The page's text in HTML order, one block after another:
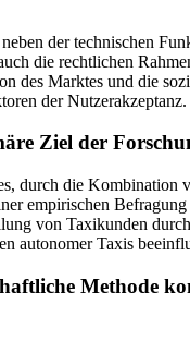
der technischen
die rechtlichen
des Marktes und die
der Nutzerakzeptanz.
Ziel der
durch die Kombination
empirischen
von Taxikunden
autonomer Taxis
Methode